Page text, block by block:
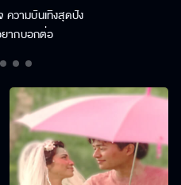
ความบันเทิงสุดปัง
ากบอกต่อ